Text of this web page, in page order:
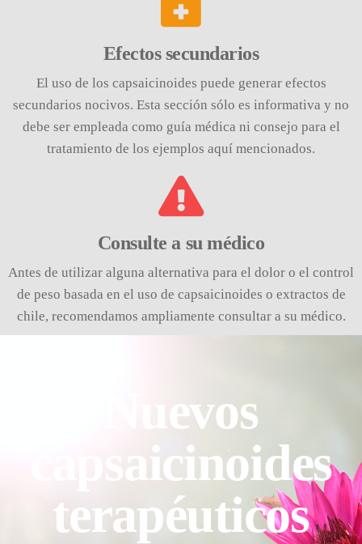
Efectos secundarios
El uso de los capsaicinoides puede generar efectos
secundarios nocivos. Esta sección sólo es informativa y no
debe ser empleada como guía médica ni consejo para el
tratamiento de los ejemplos aquí mencionados.
Consulte a su médico
Antes de utilizar alguna alternativa para el dolor o el control
de peso basada en el uso de capsaicinoides o extractos de
chile, recomendamos ampliamente consultar a su médico.
Nuevos
capsaicinoides
terapéuticos